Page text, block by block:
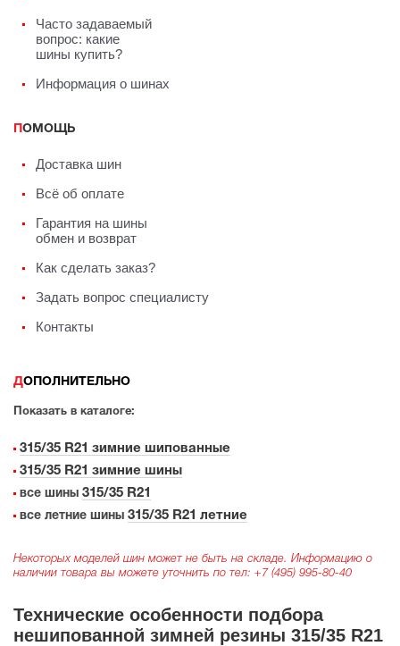
Часто задаваемый
вопрос: какие
шины купить?
Информация о шинах
ПОМОЩЬ
Доставка шин
Всё об оплате
Гарантия на шины
обмен и возврат
Как сделать заказ?
Задать вопрос специалисту
Контакты
ДОПОЛНИТЕЛЬНО
Показать в каталоге:
315/35 R21 зимние шипованные
315/35 R21 зимние шины
все шины 315/35 R21
все летние шины 315/35 R21 летние
Некоторых моделей шин может не быть на складе. Информацию о
наличии товара вы можете уточнить по тел: +7 (495) 995-80-40
Технические особенности подбора
нешипованной зимней резины 315/35 R21